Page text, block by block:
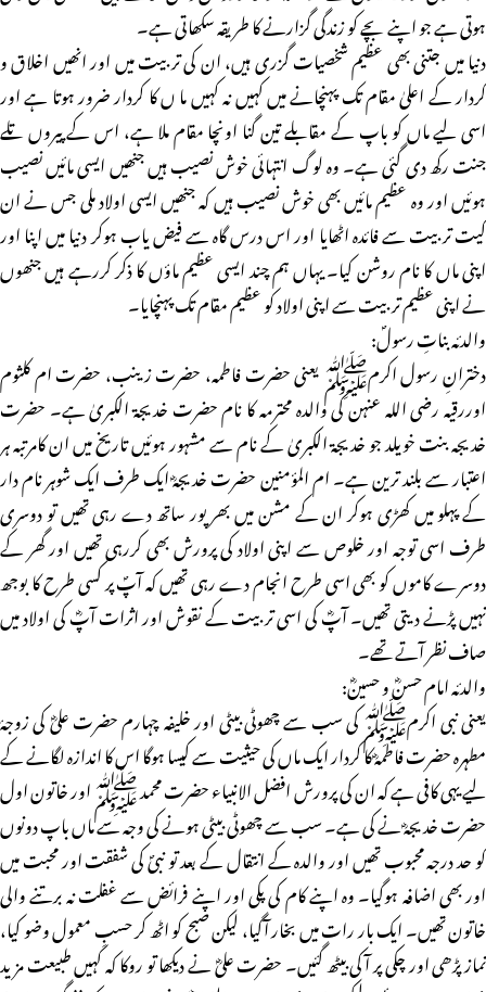
ہوتی ہے جو اپنے بچے کو زندگی گزارنے کا طریقہ سکھاتی ہے۔
دنیا میں جتنی بھی عظیم شخصیات گزری ہیں، ان کی تربیت میں اور انھیں اخلاق و
کردار کے اعلیٰ مقام تک پہنچانے میں کہیں نہ کہیں ما ں کا کردار ضرور ہوتا ہے اور
اسی لیے ماں کو باپ کے مقابلے تین گنا اونچا مقام ملا ہے، اس کے پیروں تلے
جنت رکھ دی گئی ہے۔ وہ لوگ انتہائی خوش نصیب ہیں جنھیں ایسی مائیں نصیب
ہوئیں اور وہ عظیم مائیں بھی خوش نصیب ہیں کہ جنھیں ایسی اولاد ملی جس نے ان
کیت تربیت سے فائدہ اٹھایا اور اس درس گاہ سے فیض یاب ہوکر دنیا میں اپنا اور
اپنی ماں کا نام روشن کیا۔ یہاں ہم چند ایسی عظیم ماؤں کا ذکر کررہے ہیں جنھوں
نے اپنی عظیم تربیت سے اپنی اولاد کو عظیم مقام تک پہنچایا۔
والدئہ بناتِ رسولؐ:
دخترانِ رسول اکرمﷺ یعنی حضرت فاطمہ، حضرت زینب، حضرت ام کلثوم
اوررقیہ رضی اللہ عنہن کی والدہ محترمہ کا نام حضرت خدیجۃ الکبریٰ ہے۔ حضرت
خدیجہ بنت خویلد جو خدیجۃ الکبریٰ کے نام سے مشہور ہوئیں تاریخ میں ان کامرتبہ ہر
اعتبار سے بلند ترین ہے۔ ام المؤمنین حضرت خدیجہؓ ایک طرف ایک شوہر نام دار
کے پہلو میں کھڑی ہوکر ان کے مشن میں بھر پور ساتھ دے رہی تھیں تو دوسری
طرف اسی توجہ اور خلوص سے اپنی اولاد کی پرورش بھی کررہی تھیں اور گھر کے
دوسرے کاموں کو بھی اسی طرح انجام دے رہی تھیں کہ آپؐ پر کسی طرح کا بوجھ
نہیں پڑنے دیتی تھیں۔ آپؓ کی اسی تربیت کے نقوش اور اثرات آپؓ کی اولاد میں
صاف نظر آتے تھے۔
والدئہ امام حسنؓ و حسینؓ:
یعنی نبی اکرمﷺ کی سب سے چھوٹی بیٹی اور خلیفہ چہارم حضرت علیؓ کی زوجۂ
مطہرہ حضرت فاطمہؓ کا کردار ایک ماں کی حیثیت سے کیسا ہوگا اس کا اندازہ لگانے کے
لیے یہی کافی ہے کہ ان کی پرورش افضل الانبیاء حضرت محمد ﷺ اور خاتون اول
حضرت خدیجہؓ نے کی ہے۔ سب سے چھوٹی بیٹی ہونے کی وجہ سے ماں باپ دونوں
کو حد درجہ محبوب تھیں اور والدہ کے انتقال کے بعد تو نبیؐ کی شفقت اور محبت میں
اور بھی اضافہ ہوگیا۔ وہ اپنے کام کی پکی اور اپنے فرائض سے غفلت نہ برتنے والی
خاتون تھیں۔ ایک بار رات میں بخار آگیا، لیکن صبح کو اٹھ کر حسبِ معمول وضو کیا،
نماز پڑھی اور چکی پر آکی بیٹھ گئیں۔ حضرت علیؓ نے دیکھا تو روکا کہ کہیں طبیعت مزید